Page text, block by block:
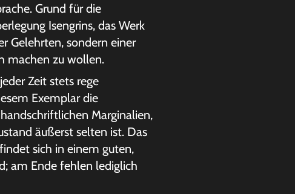
Grund für die
Isengrins, das Werk
Gelehrten, sondern einer
machen zu wollen.
Zeit stets rege
Exemplar die
Marginalien,
äußerst selten ist. Das
sich in einem guten,
am Ende fehlen lediglich